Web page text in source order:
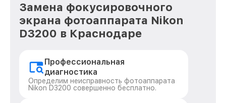
Замена фокусировочного
экрана фотоаппарата Nikon
D3200 в Краснодаре
Профессиональная
диагностика
Определим неисправность фотоаппарата
Nikon D3200 совершенно бесплатно.